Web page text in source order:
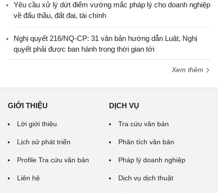
Yêu cầu xử lý dứt điểm vướng mắc pháp lý cho doanh nghiệp
về đấu thầu, đất đai, tài chính
Nghị quyết 216/NQ-CP: 31 văn bản hướng dẫn Luật, Nghị
quyết phải được ban hành trong thời gian tới
Xem thêm
GIỚI THIỆU
Lời giới thiệu
Lịch sử phát triển
Profile Tra cứu văn bản
Liên hệ
DỊCH VỤ
Tra cứu văn bản
Phân tích văn bản
Pháp lý doanh nghiệp
Dịch vụ dịch thuật